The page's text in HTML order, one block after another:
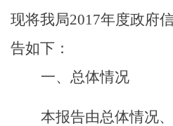
现将我局201 7年度政府
告如下：
一、总体情况
本报告由总体情况